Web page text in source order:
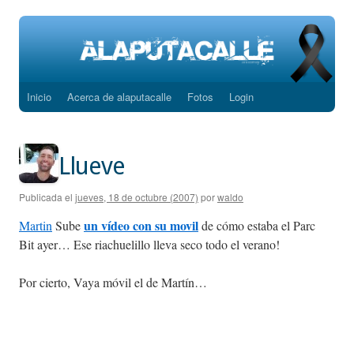
Saltar
contenido
Inicio Acerca de alaputacalle Fotos Login
Llueve
Publicada el jueves, 18 de octubre (2007) porwaldo
MartinSubeun vídeo con su movilde cómo estaba el Parc
Bit ayer… Ese riachuelillo lleva seco todo el verano!
Por cierto, Vaya móvil el de Martín…